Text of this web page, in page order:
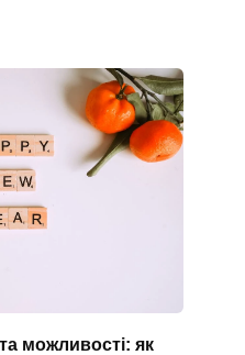
можливості: як